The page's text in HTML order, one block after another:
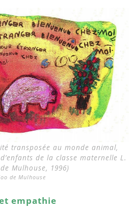
transposée au monde animal,
de la classe maternelle L.
Mulhouse, 1996)
de Mulhouse
empathie